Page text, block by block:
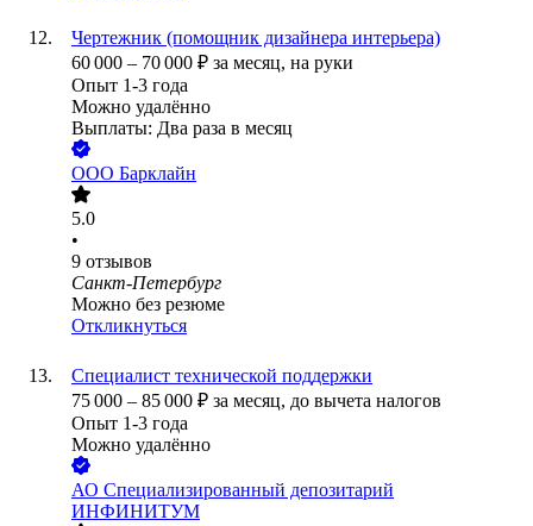
Чертежник (помощник дизайнера интерьера)
60 000 – 70 000 ₽ за месяц, на руки
Опыт 1-3 года
Можно удалённо
Выплаты: Два раза в месяц
ООО Барклайн
5.0
•
9 отзывов
Санкт-Петербург
Можно без резюме
Откликнуться
Специалист технической поддержки
75 000 – 85 000 ₽ за месяц, до вычета налогов
Опыт 1-3 года
Можно удалённо
АО Специализированный депозитарий
ИНФИНИТУМ